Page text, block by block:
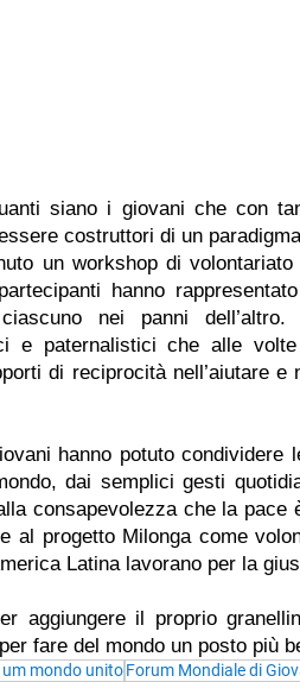
siano i giovani che con
costruttori di un
un workshop di
hanno
nei panni
e paternalistici che alle
di reciprocità nell’aiutare
hanno potuto
dai semplici gesti
consapevolezza che la
al progetto Milonga come
Latina lavorano per la
aggiungere il proprio
fare del mondo un posto più
mondo unitoForum Mondiale di